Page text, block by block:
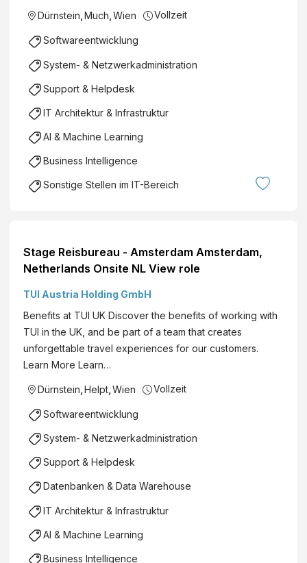
Dürnstein,Much,Wien Vollzeit
Softwareentwicklung
System- & Netzwerkadministration
Support & Helpdesk
IT Architektur & Infrastruktur
AI & Machine Learning
Business Intelligence
Sonstige Stellen im IT-Bereich
Stage Reisbureau - Amsterdam Amsterdam,
Netherlands Onsite NL View role
TUI Austria Holding GmbH
Benefits at TUI UK Discover the benefits of working with
TUI in the UK, and be part of a team that creates
unforgettable travel experiences for our customers.
Learn More Learn…
Dürnstein Helpt Wien Vollzeit
Softwareentwicklung
System- & Netzwerkadministration
Support & Helpdesk
Datenbanken & Data Warehouse
IT Architektur & Infrastruktur
AI & Machine Learning
Business Intelligence